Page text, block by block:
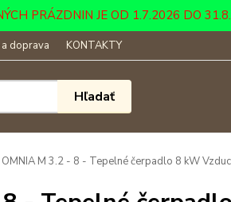
PRÁZDNIN JE OD 1.7.2026 DO
doprava KONTAKTY
Hľadať
OMNIA M 3.2 - 8 - Tepelné čerpadlo 8 kW